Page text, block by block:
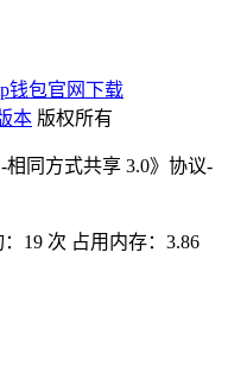
钱包官网下载
本 版权所有
同方式共享 3.0》协议-
19 次 占用内存：3.86